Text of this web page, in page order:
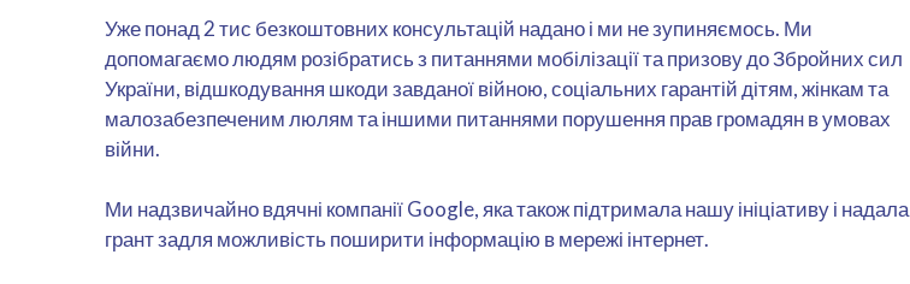
Уже понад 2 тис безкоштовних консультацій надано і ми не зупиняємось. Ми
допомагаємо людям розібратись з питаннями мобілізації та призову до Збройних сил
України, відшкодування шкоди завданої війною, соціальних гарантій дітям, жінкам та
малозабезпеченим люлям та іншими питаннями порушення прав громадян в умовах
війни.
Ми надзвичайно вдячні компанії Google, яка також підтримала нашу ініціативу і надала
грант задля можливість поширити інформацію в мережі інтернет.